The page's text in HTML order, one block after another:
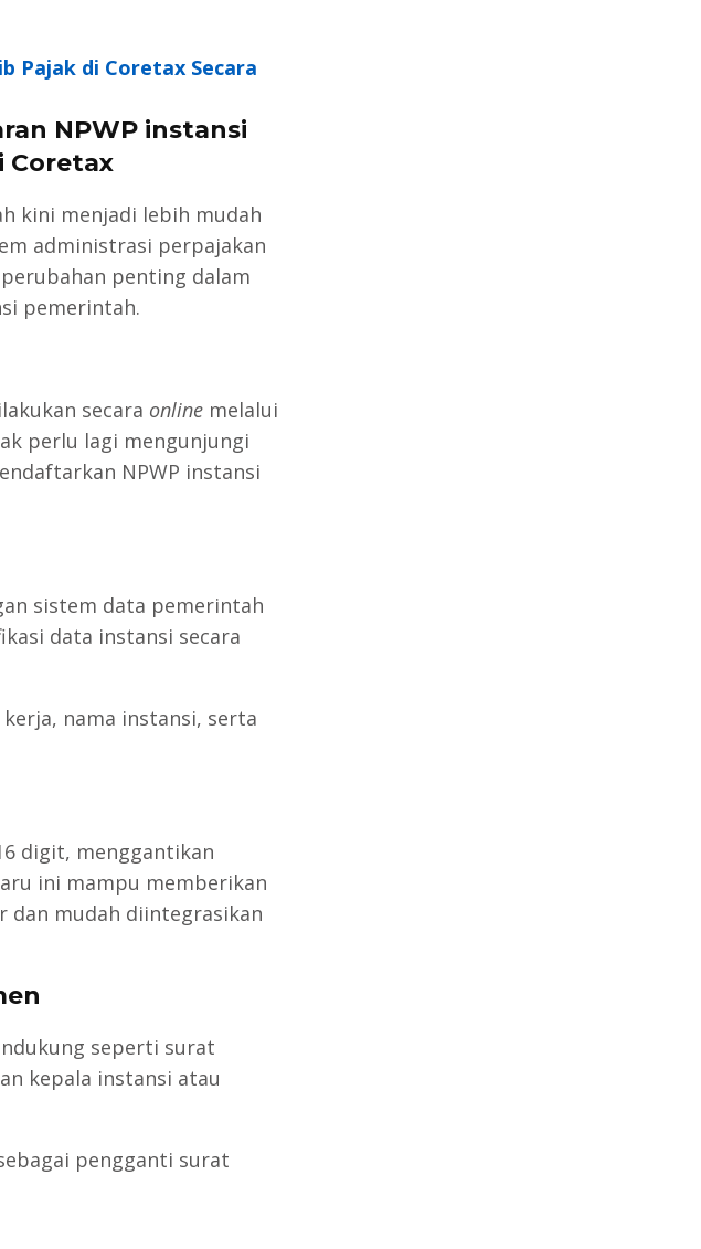
Pajak di Coretax Secara
NPWP instansi
Coretax
kini menjadi lebih mudah
administrasi perpajakan
penting dalam
pemerintah.
secara onlinemelalui
perlu lagi mengunjungi
NPWP instansi
sistem data pemerintah
data instansi secara
nama instansi, serta
digit, menggantikan
ini mampu memberikan
dan mudah diintegrasikan
seperti surat
kepala instansi atau
pengganti surat